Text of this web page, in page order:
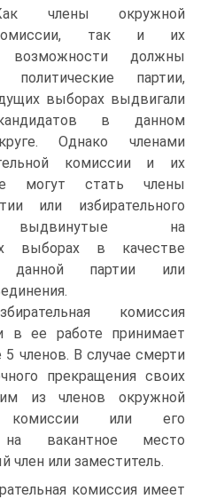
члены окружной
комиссии, так и их
возможности должны
политические партии,
выборах выдвигали
в данном
Однако членами
комиссии и их
могут стать члены
или избирательного
выдвинутые на
выборах в качестве
данной партии или
комиссия
в ее работе принимает
членов. В случае смерти
прекращения своих
из членов окружной
комиссии или его
на вакантное место
член или заместитель.
комиссия имеет